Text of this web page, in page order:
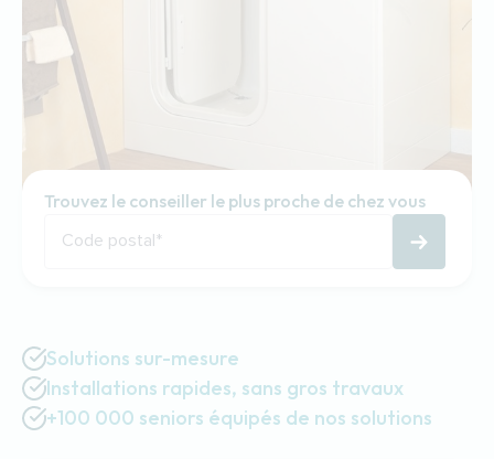
Trouvez le conseiller le plus proche de chez vous
Code postal*
Solutions sur-mesure
Installations rapides, sans gros travaux
+100 000 seniors équipés de nos solutions